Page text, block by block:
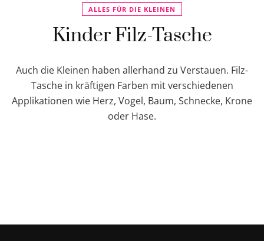
ALLES FÜR DIE KLEINEN
Kinder Filz-Tasche
Auch die Kleinen haben allerhand zu Verstauen. Filz-
Tasche in kräftigen Farben mit verschiedenen
Applikationen wie Herz, Vogel, Baum, Schnecke, Krone
oder Hase.